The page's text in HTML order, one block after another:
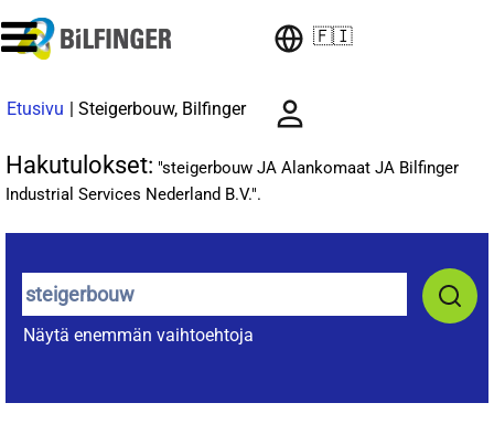
🇫🇮
Etusivu | Steigerbouw, Bilfinger(nykyinen
sivu)
Hakutulokset: "steigerbouw JA Alankomaat JA Bilfinger
Industrial Services Nederland B.V.".
Näytä enemmän vaihtoehtoja